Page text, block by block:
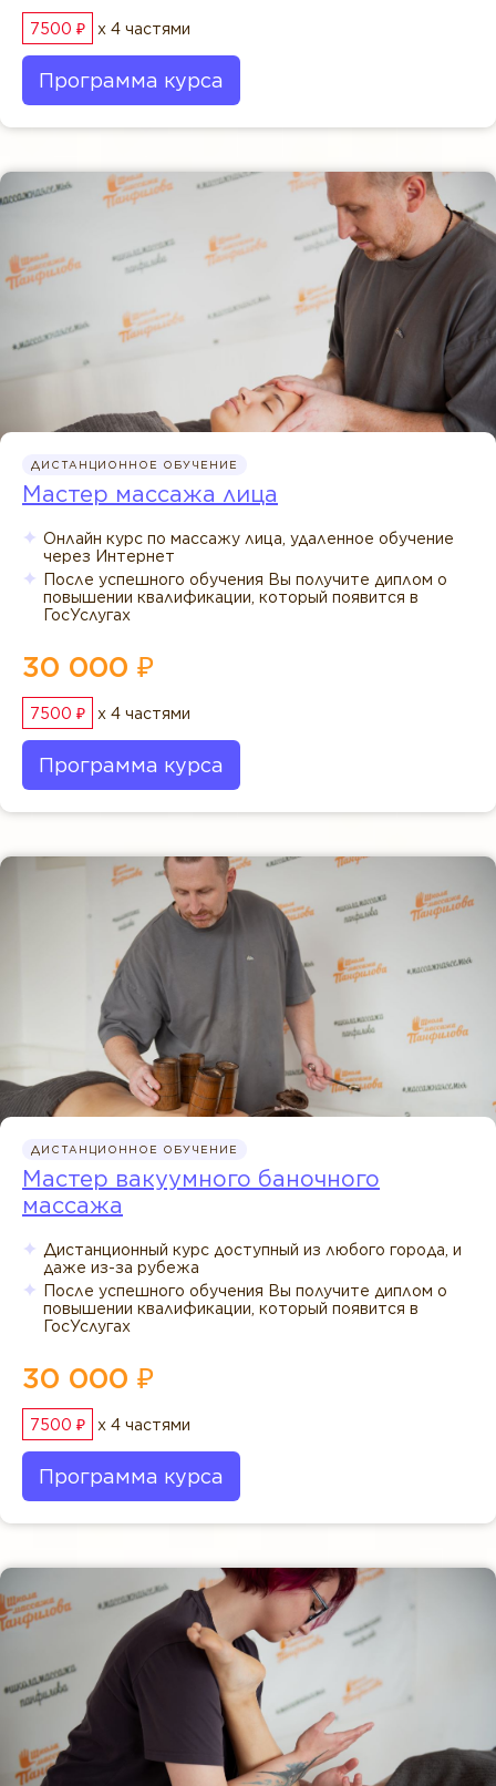
7500 ₽ x 4 частями
Программа курса
ДИСТАНЦИОННОЕ ОБУЧЕНИЕ
Мастер массажа лица
Онлайн курс по массажу лица, удаленное обучение
через Интернет
После успешного обучения Вы получите диплом о
повышении квалификации, который появится в
ГосУслугах
30 000 ₽
7500 ₽ x 4 частями
Программа курса
ДИСТАНЦИОННОЕ ОБУЧЕНИЕ
Мастер вакуумного баночного
массажа
Дистанционный курс доступный из любого города, и
даже из-за рубежа
После успешного обучения Вы получите диплом о
повышении квалификации, который появится в
ГосУслугах
30 000 ₽
7500 ₽ x 4 частями
Программа курса